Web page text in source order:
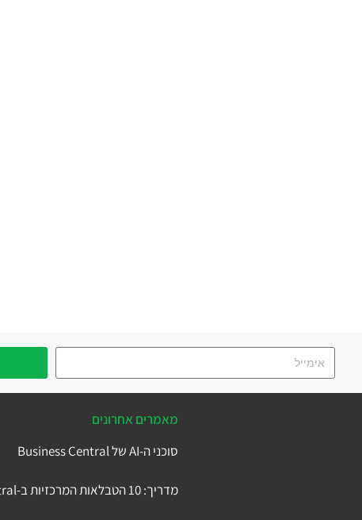
מאמרים אחרונים
סוכני ה-AI של Business Central
מדריך: 10 הטבלאות המרכזיות ב-Microsoft Business Central